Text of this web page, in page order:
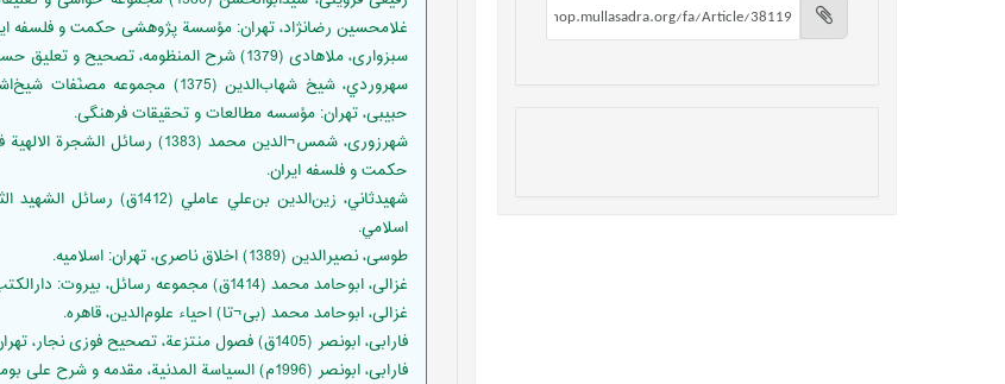
غلامحسین رضانژاد، تهران: مؤسسة پژوهشی حکمت و فلسفه
سبزواری، ملاهادی (1379) شرح المنظومه، تصحیح و تعلیق حسن حسن‌زاده آملی، تهران: نشر ناب.
سهروردي، شيخ ‌شهاب‌الدين
حبیبی، تهران: مؤسسه مطالعات و تحقیقات فرهنگی.
شهرزوری، شمس¬الدین محمد
حکمت و فلسفه ایران.
شهيدثاني، زين‌الدين
اسلامي.
طوسی، نصیرالدین (1389) اخلاق ناصری، تهران: اسلامیه.
غزالی، ابوحامد محمد (1414ق) مجموعه رسائل، بیروت: دارالکتب العلمیة.
غزالی، ابوحامد محمد (بی¬تا) احیاء علوم‌الدین، قاهره.
فارابی، ابونصر (1405ق) فصول منتزعة، تصحیح فوزی نجار، تهران: الزهراء.
فارابی، ابونصر (1996م) السیاسة المدنیة، مقدمه و شرح علی بوملحم، بیروت: مکتبة الهلال.